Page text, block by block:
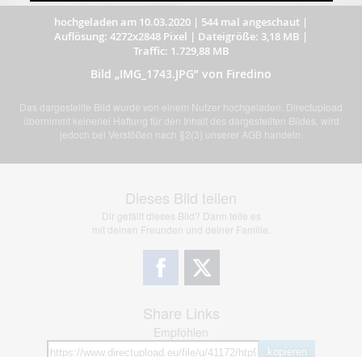
hochgeladen am 10.03.2020 | 544 mal angeschaut |
Auflösung: 4272x2848 Pixel | Dateigröße: 3,18 MB |
Traffic: 1.729,88 MB
Bild „IMG_1743.JPG” von Firedino
Das dargestellte Bild wurde von einem Nutzer hochgeladen. Directupload
übernimmt keinerlei Haftung für den Inhalt des dargestellten Bildes, wird
jedoch bei Verstößen nach §2(3) unserer AGB handeln.
Dieses Bild teilen
Dir gefällt dieses Bild? Dann teile es
mit deinen Freunden und deiner Familie.
Share Links
Empfohlen
kopieren